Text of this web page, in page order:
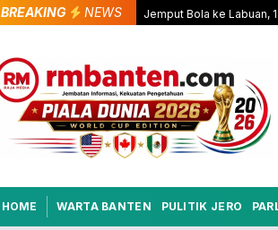
BREAKING NEWS Jemput Bola ke Labuan,
HOME WARTA BANTEN PULITIK JERO